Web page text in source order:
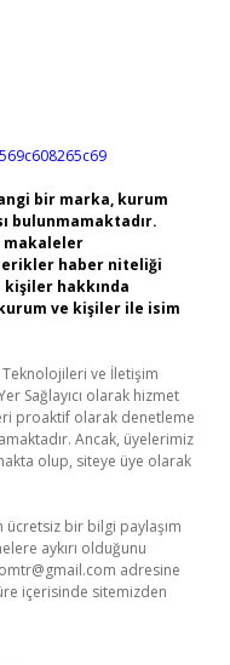
bir marka, kurum
bulunmamaktadır.
makaleler
haber niteliği
hakkında
ve kişiler ile isim
Teknolojileri ve İletişim
Sağlayıcı olarak hizmet
proaktif olarak denetleme
Ancak, üyelerimiz
olup, siteye üye olarak
ücretsiz bir bilgi paylaşım
aykırı olduğunu
adresine
içerisinde sitemizden